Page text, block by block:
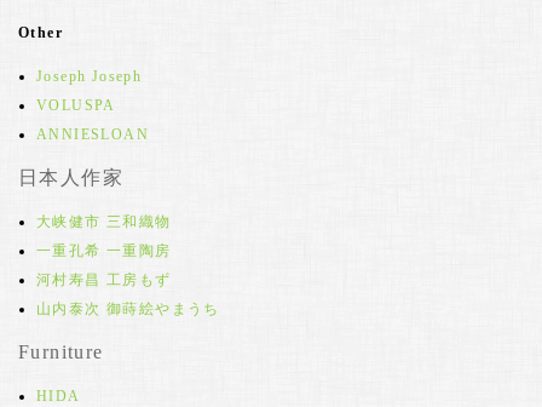
Other
Joseph Joseph
VOLUSPA
ANNIESLOAN
日本人作家
大峡健市 三和織物
一重孔希 一重陶房
河村寿昌 工房もず
山内泰次 御蒔絵やまうち
Furniture
HIDA